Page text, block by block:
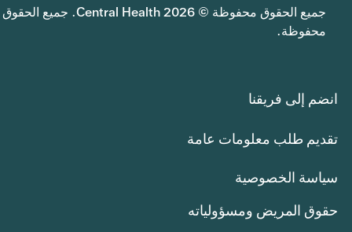
جميع الحقوق محفوظة © 2026 Central Health. جميع الحقوق
محفوظة.
انضم إلى فريقنا
تقديم طلب معلومات عامة
سياسة الخصوصية
حقوق المريض ومسؤولياته